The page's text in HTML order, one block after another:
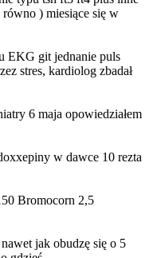
) miesiące się w
EKG git jednanie puls
stres, kardiolog zbadał
6 maja opowiedziałem
w dawce 10 rezta
Bromocorn 2,5
jak obudzę się o 5